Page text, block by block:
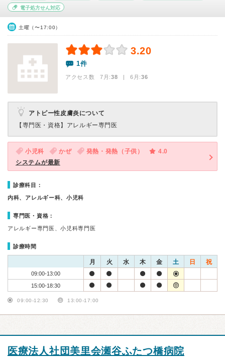
電子処方せん対応
土曜（〜17:00）
3.20
1件
アクセス数 7月:38 | 6月:36
アトピー性皮膚炎について
【専門医・資格】 アレルギー専門医
小児科 かぜ 発熱・発熱（子供）
4.0
システムが最新
診療科目：
内科、アレルギー科、小児科
専門医・資格：
アレルギー専門医、小児科専門医
診療時間
月 火 水 木 金 土 日 祝
09:00-13:00
15:00-18:30
09:00-12:30 13:00-17:00
医療法人社団美里会瀬谷ふたつ橋病院